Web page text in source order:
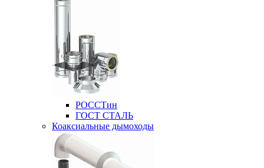
РОССТин
ГОСТ СТАЛЬ
Коаксиальные дымоходы